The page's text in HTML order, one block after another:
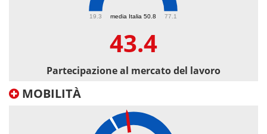
media Italia 50.8
19.3 77.1
43.4
Partecipazione al mercato del lavoro
MOBILITÀ